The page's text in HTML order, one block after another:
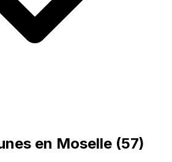
en Moselle (57)